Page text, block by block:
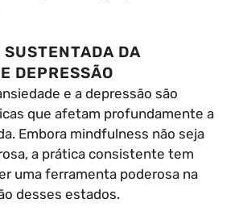
DA
DEPRESSÃO
e a depressão são
que afetam profundamente a
Embora mindfulness não seja
a prática consistente tem
uma ferramenta poderosa na
desses estados.